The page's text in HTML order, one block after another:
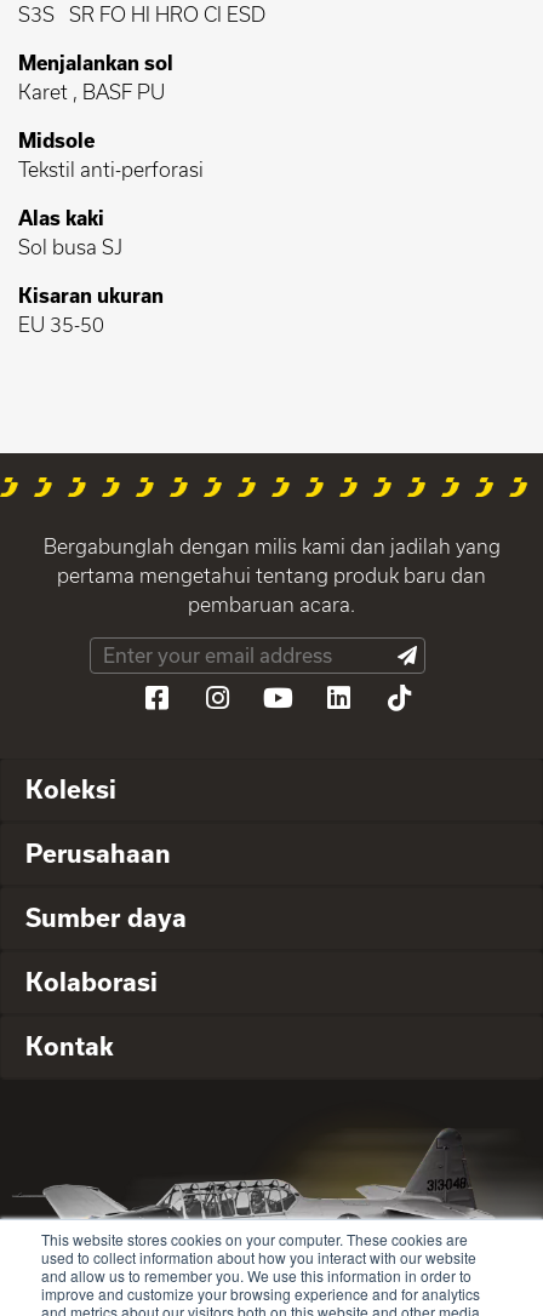
This website stores cookies on your computer. These cookies are
used to collect information about how you interact with our website
and allow us to remember you. We use this information in order to
improve and customize your browsing experience and for analytics
and metrics about our visitors both on this website and other media.
S3S
SR FO HI HRO CI ESD
Menjalankan sol
Karet , BASF PU
Midsole
Tekstil anti-perforasi
Alas kaki
Sol busa SJ
Kisaran ukuran
EU 35-50
Bergabunglah dengan milis kami dan jadilah yang
pertama mengetahui tentang produk baru dan
pembaruan acara.
Koleksi
Perusahaan
Sumber daya
Kolaborasi
Kontak